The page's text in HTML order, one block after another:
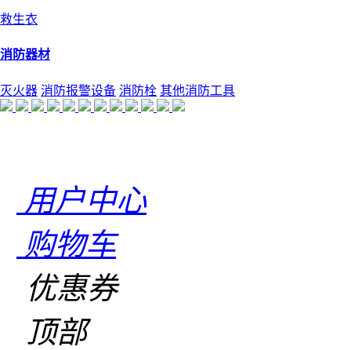
救生衣
消防器材
灭火器 消防报警设备 消防栓 其他消防工具
用户中心
购物车
优惠券
顶部